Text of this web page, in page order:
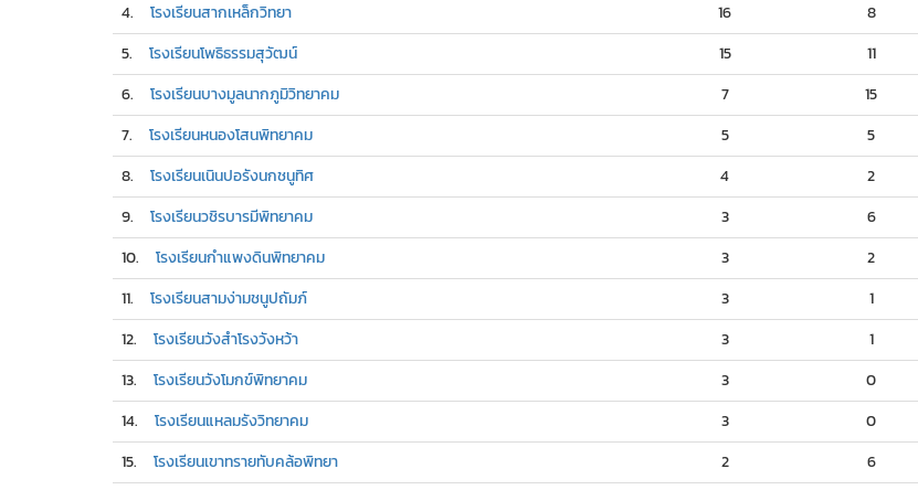
4. โรงเรียนสากเหล็กวิทยา 16 8
5. โรงเรียนโพธิธรรมสุวัฒน์ 15 11
6. โรงเรียนบางมูลนากภูมิวิทยาคม 7 15
7. โรงเรียนหนองโสนพิทยาคม 5 5
8. โรงเรียนเนินปอรังนกชนูทิศ 4 2
9. โรงเรียนวชิรบารมีพิทยาคม 3 6
10. โรงเรียนกำแพงดินพิทยาคม 3 2
11. โรงเรียนสามง่ามชนูปถัมภ์ 3 1
12. โรงเรียนวังสำโรงวังหว้า 3 1
13. โรงเรียนวังโมกข์พิทยาคม 3 0
14. โรงเรียนแหลมรังวิทยาคม 3 0
15. โรงเรียนเขาทรายทับคล้อพิทยา 2 6